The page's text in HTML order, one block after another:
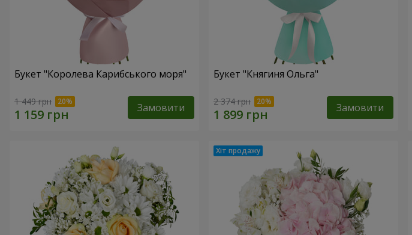
Букет "Королева Карибського моря"
1 449 грн Замовити
Букет "Княгиня Ольга"
2 374 грн Замовити